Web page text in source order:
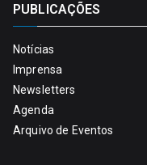
PUBLICAÇÕES
Notícias
Imprensa
Newsletters
Agenda
Arquivo de Eventos